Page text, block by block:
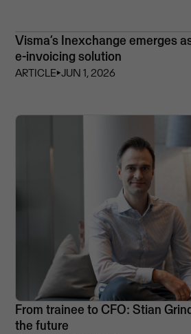
Visma’s Inexchange emerges
e-invoicing solution
ARTICLE⏵JUN 1, 2026
From trainee to CFO: Stian
the future